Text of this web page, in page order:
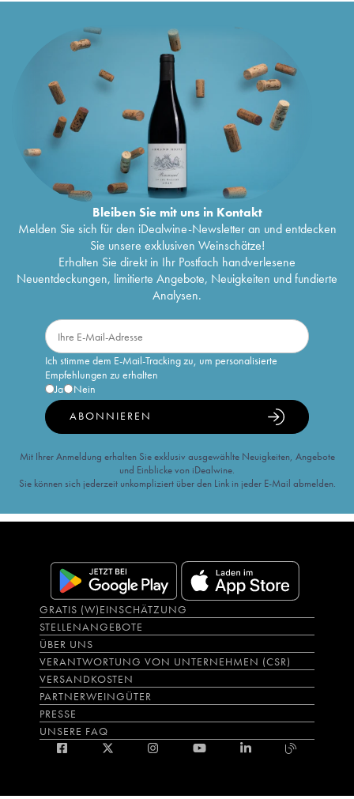
Bleiben Sie mit uns in Kontakt
Melden Sie sich für den iDealwine-Newsletter an und entdecken
Sie unsere exklusiven Weinschätze!
Erhalten Sie direkt in Ihr Postfach handverlesene
Neuentdeckungen, limitierte Angebote, Neuigkeiten und fundierte
Analysen.
Ich stimme dem E-Mail-Tracking zu, um personalisierte
Empfehlungen zu erhalten
Ja
Nein
ABONNIEREN
Mit Ihrer Anmeldung erhalten Sie exklusiv ausgewählte Neuigkeiten, Angebote
und Einblicke von iDealwine.
Sie können sich jederzeit unkompliziert über den Link in jeder E-Mail abmelden.
GRATIS (W)EINSCHÄTZUNG
STELLENANGEBOTE
ÜBER UNS
VERANTWORTUNG VON UNTERNEHMEN (CSR)
VERSANDKOSTEN
PARTNERWEINGÜTER
PRESSE
UNSERE FAQ